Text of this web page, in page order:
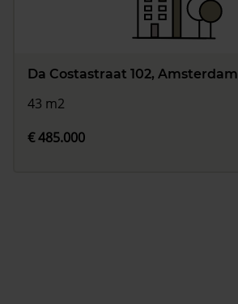
Da Costastraat 102, Amsterdam
43 m2
€ 485.000